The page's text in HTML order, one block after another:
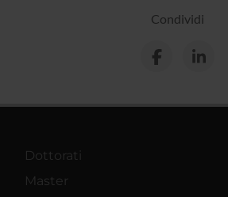
Condividi
Dottorati
Master